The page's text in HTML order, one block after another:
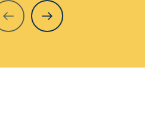
PRÉCÉDENTSUIVANT